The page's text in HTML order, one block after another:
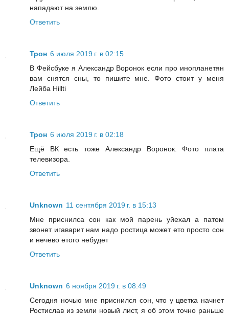
нападают на землю.
Ответить
Трон 6 июля 2019 г. в 02:15
В Фейсбуке я Александр Воронок если про инопланетян
вам снятся сны, то пишите мне. Фото стоит у меня
Лейба Hillti
Ответить
Трон 6 июля 2019 г. в 02:18
Ещё ВК есть тоже Александр Воронок. Фото плата
телевизора.
Ответить
Unknown 11 сентября 2019 г. в 15:13
Мне приснилса сон как мой парень уйехал а патом
звонет игаварит нам надо ростица может ето просто сон
и нечево етого небудет
Ответить
Unknown 6 ноября 2019 г. в 08:49
Сегодня ночью мне приснился сон, что у цветка начнет
Ростислав из земли новый лист, я об этом точно раньше